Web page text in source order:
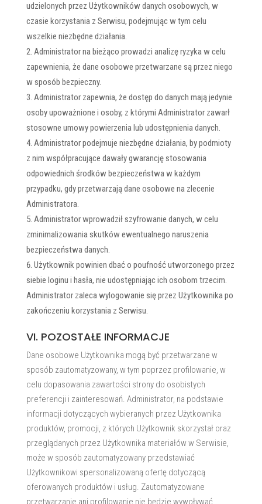
udzielonych przez Użytkowników danych osobowych, w
czasie korzystania z Serwisu, podejmując w tym celu
wszelkie niezbędne działania.
Administrator na bieżąco prowadzi analizę ryzyka w celu
zapewnienia, że dane osobowe przetwarzane są przez niego
w sposób bezpieczny.
Administrator zapewnia, że dostęp do danych mają jedynie
osoby upoważnione i osoby, z którymi Administrator zawarł
stosowne umowy powierzenia lub udostępnienia danych.
Administrator podejmuje niezbędne działania, by podmioty
z nim współpracujące dawały gwarancję stosowania
odpowiednich środków bezpieczeństwa w każdym
przypadku, gdy przetwarzają dane osobowe na zlecenie
Administratora.
Administrator wprowadził szyfrowanie danych, w celu
zminimalizowania skutków ewentualnego naruszenia
bezpieczeństwa danych.
Użytkownik powinien dbać o poufność utworzonego przez
siebie loginu i hasła, nie udostępniając ich osobom trzecim.
Administrator zaleca wylogowanie się przez Użytkownika po
zakończeniu korzystania z Serwisu.
VI. POZOSTAŁE INFORMACJE
Dane osobowe Użytkownika mogą być przetwarzane w
sposób zautomatyzowany, w tym poprzez profilowanie, w
celu dopasowania zawartości strony do osobistych
preferencji i zainteresowań. Administrator, na podstawie
informacji dotyczących wybieranych przez Użytkownika
produktów, promocji, z których Użytkownik skorzystał oraz
przeglądanych przez Użytkownika materiałów w Serwisie,
może w sposób zautomatyzowany przedstawiać
Użytkownikowi spersonalizowaną ofertę dotyczącą
oferowanych produktów i usług. Zautomatyzowane
przetwarzanie ani profilowanie nie będzie wywoływać